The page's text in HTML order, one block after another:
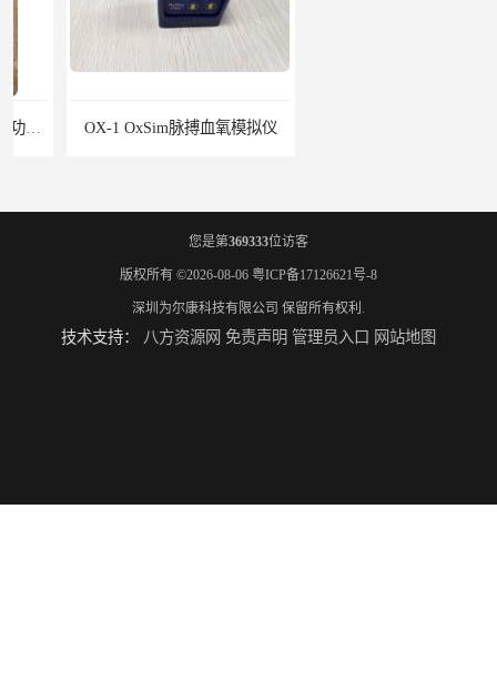
OX-1 OxSim脉搏血氧模拟仪 Accu-Gold Touch X射线检测仪
您是第369333位访客
版权所有 ©2026-08-06 粤ICP备17126621号-8
深圳为尔康科技有限公司 保留所有权利.
技术支持： 八方资源网 免责声明 管理员入口 网站地图